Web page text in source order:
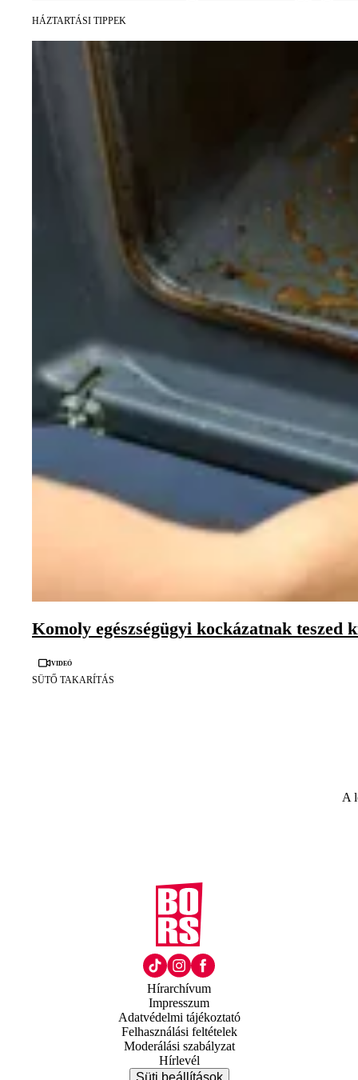
HÁZTARTÁSI TIPPEK
Komoly egészségügyi kockázatnak
Videó
SÜTŐ TAKARÍTÁS
A
Hírarchívum
Impresszum
Adatvédelmi tájékoztató
Felhasználási feltételek
Moderálási szabályzat
Hírlevél
Süti beállítások